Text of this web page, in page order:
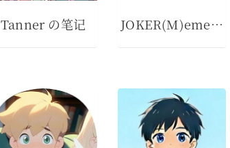
Tanner の笔记 JOKER(M)ementos